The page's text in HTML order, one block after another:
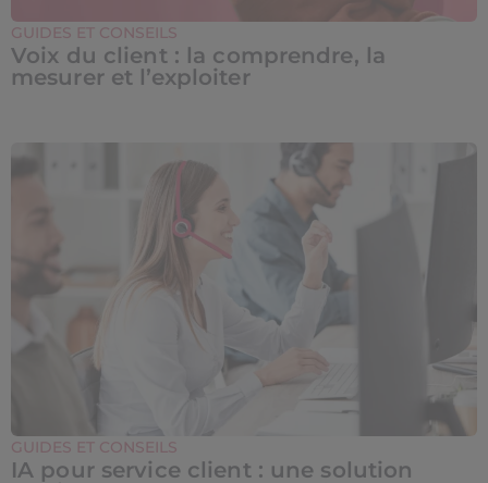
GUIDES ET CONSEILS
Voix du client : la comprendre, la
mesurer et l’exploiter
GUIDES ET CONSEILS
IA pour service client : une solution